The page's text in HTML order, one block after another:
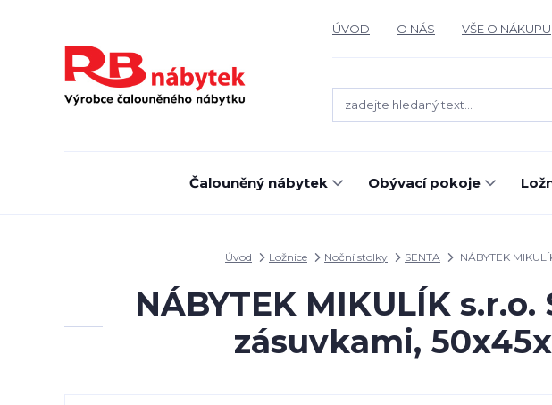
ÚVOD O NÁS VŠE O NÁKUPU
Čalouněný nábytek Obývací pokoje
Úvod Ložnice Noční stolky SENTA NÁBYTEK
NÁBYTEK MIKULÍK
zásuvkami,